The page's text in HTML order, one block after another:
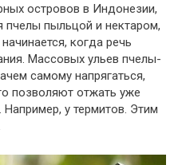
островов в Индонезии,
пчелы пыльцой и нектаром,
когда речь
Массовых ульев пчелы-
самому напрягаться,
позволяют отжать уже
у термитов. Этим